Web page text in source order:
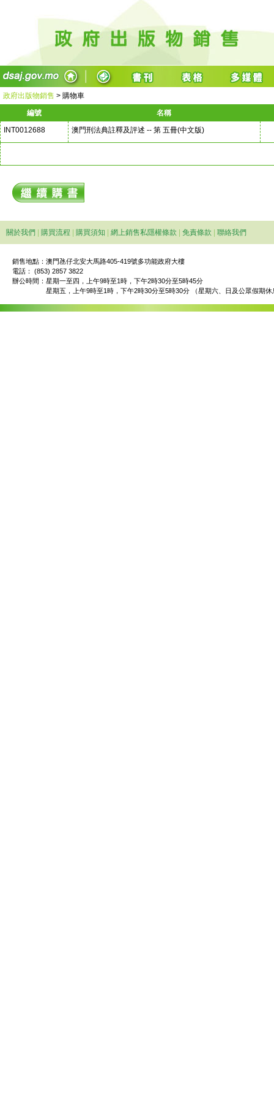
政府出版物銷售 > 購物車
編號
名稱
INT0012688
澳門刑法典註釋及評述 -- 第 五冊(中文版)
關於我們 購買流程 購買須知 網上銷售私隱權條款 免責條款 聯絡我們
銷售地點：澳門氹仔北安大馬路405-419號多功能政府大樓
電話： (853) 2857 3822
辦公時間： 星期一至四，上午9時至1時，下午2時30分至5時45分
星期五，上午9時至1時，下午2時30分至5時30分 （星期六、日及公眾假期休